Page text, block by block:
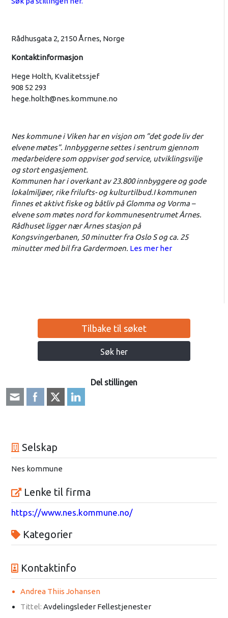
Rådhusgata 2, 2150 Årnes, Norge
Kontaktinformasjon
Hege Holth, Kvalitetssjef
908 52 293
hege.holth@nes.kommune.no
Nes kommune i Viken har en visjon om ”det gode liv der
elvene møtes”. Innbyggerne settes i sentrum gjennom
medarbeidere som oppviser god service, utviklingsvilje
og stort engasjement.
Kommunen har i overkant av 23.800 innbyggere og gode
lokalmiljøer, rike frilufts- og kulturtilbud.I kommunen
finnes et aktivt fiske og båtliv på Glomma og Vorma –
elvene som møtes nord for kommunesentrumet Årnes.
Rådhuset ligger nær Årnes stasjon på
Kongsvingerbanen, 50 minutter fra Oslo S og ca. 25
minutter med bil fra Gardermoen. Les mer her
Tilbake til søket
Søk her
Del stillingen
Selskap
Nes kommune
Lenke til firma
https://www.nes.kommune.no/
Kategorier
Kontaktinfo
Andrea Thiis Johansen
Tittel: Avdelingsleder Fellestjenester